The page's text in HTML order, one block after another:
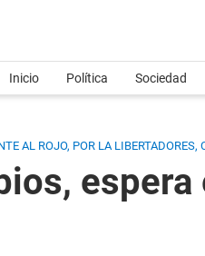
Inicio Política Sociedad
AL ROJO, POR LA